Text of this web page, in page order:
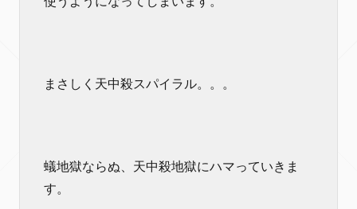
まさしく天中殺スパイラル。。。
蟻地獄ならぬ、天中殺地獄にハマっていきま
す。